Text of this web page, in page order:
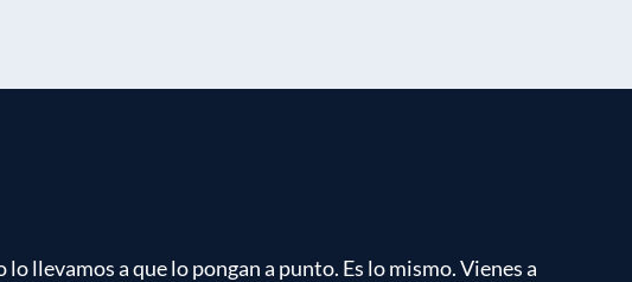
llevamos a que lo pongan a punto. Es lo mismo. Vienes a